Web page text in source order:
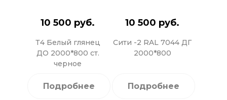
10 500 руб.
Т4 Белый глянец
ДО 2000*800 ст.
черное
Подробнее
10 500 руб.
Сити -2 RAL 7044 ДГ
2000*800
Подробнее